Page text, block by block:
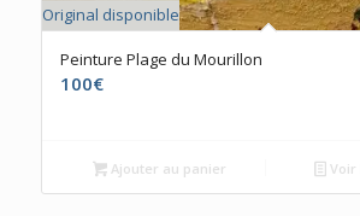
Original disponible
Peinture Plage du Mourillon
100€
Ajouter au panier Voir